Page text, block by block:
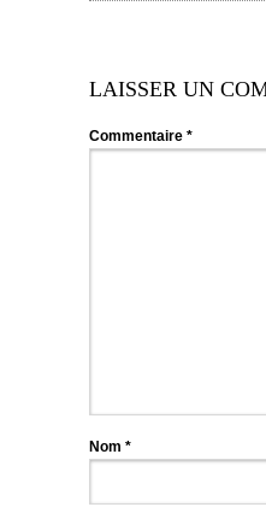
LAISSER UN
Commentaire *
Nom *